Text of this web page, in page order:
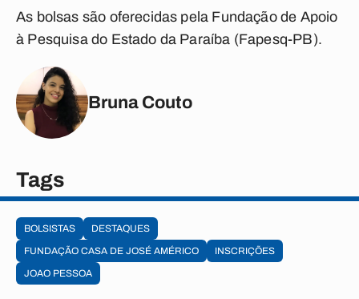
As bolsas são oferecidas pela Fundação de Apoio
à Pesquisa do Estado da Paraíba (Fapesq-PB).
Bruna Couto
Tags
BOLSISTAS
DESTAQUES
FUNDAÇÃO CASA DE JOSÉ AMÉRICO
INSCRIÇÕES
JOAO PESSOA